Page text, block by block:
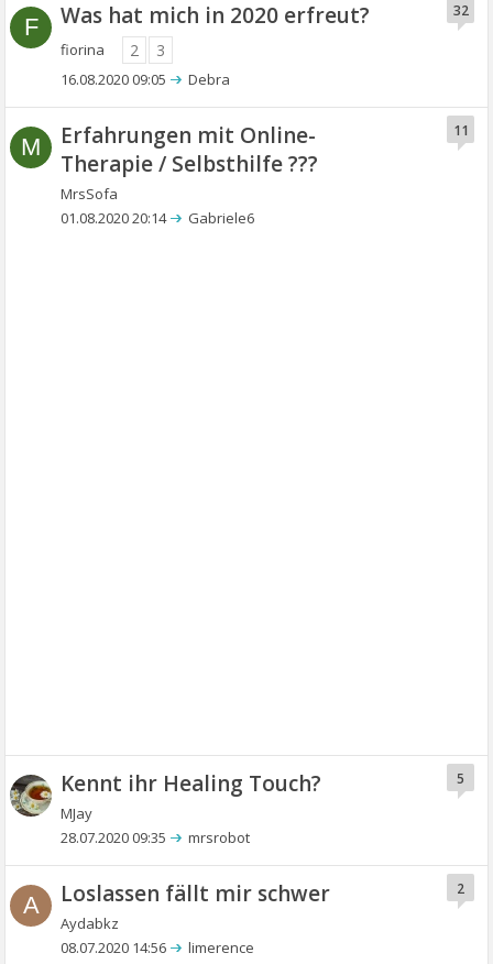
F Was hat mich in 2020 erfreut?
fiorina 2 3
32
16.08.2020 09:05 Debra
M
Erfahrungen mit Online-
Therapie / Selbsthilfe ???
MrsSofa
11
01.08.2020 20:14 Gabriele6
Kennt ihr Healing Touch?
MJay
5
28.07.2020 09:35 mrsrobot
A Loslassen fällt mir schwer
Aydabkz
2
08.07.2020 14:56 limerence